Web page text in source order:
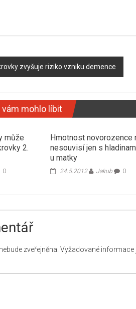
zvyšuje riziko vzniku demence
vám mohlo líbit
může
2.
0
Hmotnost novorozence
nesouvisí jen s
u matky
24.5.2012 Jakub 0
zveřejněna. Vyžadované informace